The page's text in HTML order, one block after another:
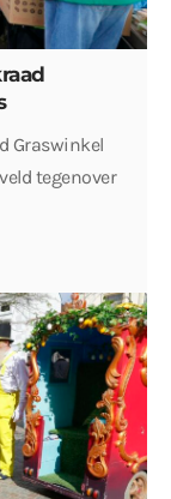
Graswinkel
tegenover